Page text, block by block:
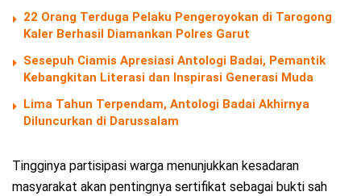
22 Orang Terduga Pelaku Pengeroyokan di Tarogong
Kaler Berhasil Diamankan Polres Garut
Sesepuh Ciamis Apresiasi Antologi Badai, Pemantik
Kebangkitan Literasi dan Inspirasi Generasi Muda
Lima Tahun Terpendam, Antologi Badai Akhirnya
Diluncurkan di Darussalam
Tingginya partisipasi warga menunjukkan kesadaran
masyarakat akan pentingnya sertifikat sebagai bukti sah